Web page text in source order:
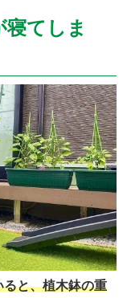
てしま
と、植木鉢の重